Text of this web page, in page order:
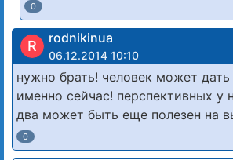
0
R rodnikinua
06.12.2014 10:10
нужно брать! человек может дать
именно сейчас! перспективных у
два может быть еще полезен на
0